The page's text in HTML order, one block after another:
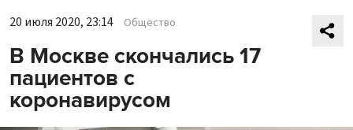
20 июля 2020, 23:14 Общество
В Москве скончались 17
пациентов с
коронавирусом